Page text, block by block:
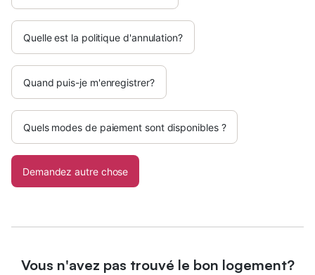
Quelle est la politique d'annulation?
Quand puis-je m'enregistrer?
Quels modes de paiement sont disponibles ?
Demandez autre chose
Vous n'avez pas trouvé le bon logement?